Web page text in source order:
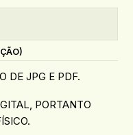
DE JPG E PDF.
PORTANTO